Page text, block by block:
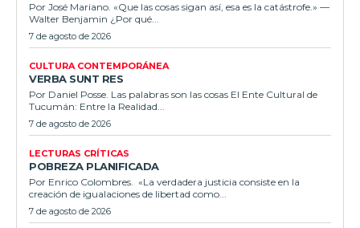
Por José Mariano. «Que las cosas sigan así, esa es la catástrofe.» —
Walter Benjamin ¿Por qué...
7 de agosto de 2026
CULTURA CONTEMPORÁNEA
VERBA SUNT RES
Por Daniel Posse. Las palabras son las cosas El Ente Cultural de
Tucumán: Entre la Realidad...
7 de agosto de 2026
LECTURAS CRÍTICAS
POBREZA PLANIFICADA
Por Enrico Colombres. «La verdadera justicia consiste en la
creación de igualaciones de libertad como...
7 de agosto de 2026